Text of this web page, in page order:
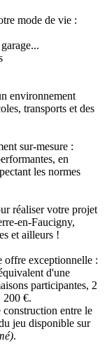
mode de vie :
environnement
transports et des
sur-mesure :
en
les normes
réaliser votre projet
en-Faucigny,
et ailleurs !
offre exceptionnelle :
d'une
participantes, 2
200 €.
construction entre le
jeu disponible sur
.